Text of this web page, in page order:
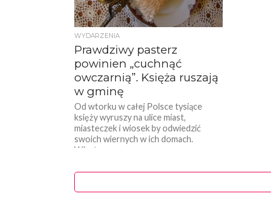
WYDARZENIA
Prawdziwy pasterz
powinien „cuchnąć
owczarnią”. Księża ruszają
w gminę
Od wtorku w całej Polsce tysiące
księży wyruszy na ulice miast,
miasteczek i wiosek by odwiedzić
swoich wiernych w ich domach.
Wizyta...